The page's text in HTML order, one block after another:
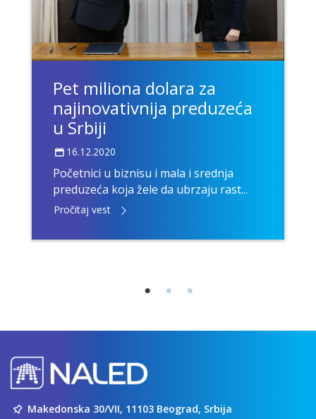
Pet miliona dolara za
najinovativnija preduzeća
u Srbiji
16.12.2020
Početnici u biznisu i mala i srednja
preduzeća koja žele da ubrzaju rast...
Pročitaj vest
Makedonska 30/VII, 11103 Beograd, Srbija